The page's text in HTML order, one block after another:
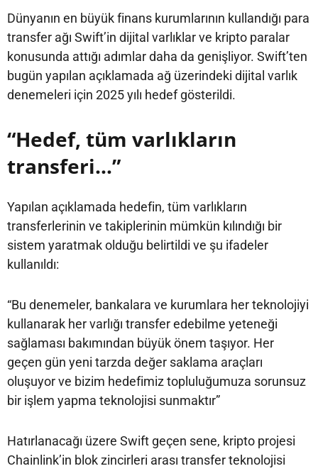
Dünyanın en büyük finans kurumlarının kullandığı para
transfer ağı Swift’in dijital varlıklar ve kripto paralar
konusunda attığı adımlar daha da genişliyor. Swift’ten
bugün yapılan açıklamada ağ üzerindeki dijital varlık
denemeleri için 2025 yılı hedef gösterildi.
“Hedef, tüm varlıkların
transferi…”
Yapılan açıklamada hedefin, tüm varlıkların
transferlerinin ve takiplerinin mümkün kılındığı bir
sistem yaratmak olduğu belirtildi ve şu ifadeler
kullanıldı:
“Bu denemeler, bankalara ve kurumlara her teknolojiyi
kullanarak her varlığı transfer edebilme yeteneği
sağlaması bakımından büyük önem taşıyor. Her
geçen gün yeni tarzda değer saklama araçları
oluşuyor ve bizim hedefimiz topluluğumuza sorunsuz
bir işlem yapma teknolojisi sunmaktır”
Hatırlanacağı üzere Swift geçen sene, kripto projesi
Chainlink’in blok zincirleri arası transfer teknolojisi